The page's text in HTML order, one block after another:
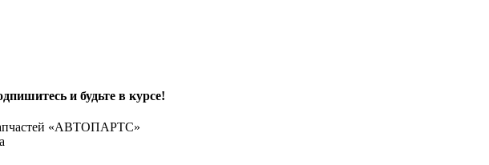
и будьте в курсе!
«АВТОПАРТС»